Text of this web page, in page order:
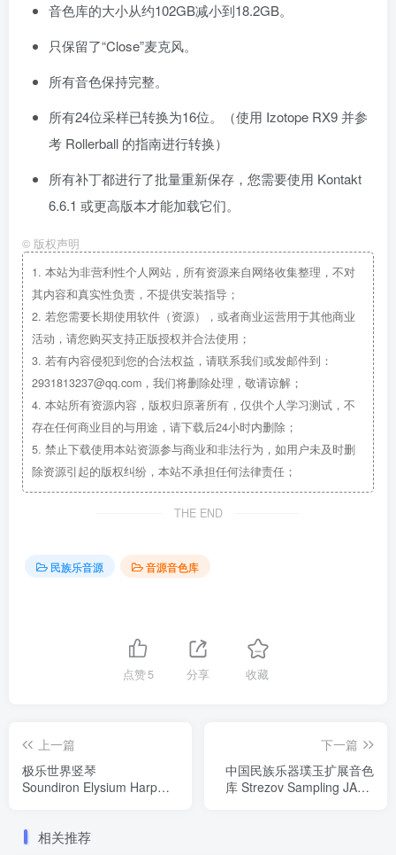
音色库的大小从约102GB减小到18.2GB。
只保留了“Close”麦克风。
所有音色保持完整。
所有24位采样已转换为16位。（使用 Izotope RX9 并参
考 Rollerball 的指南进行转换）
所有补丁都进行了批量重新保存，您需要使用 Kontakt
6.6.1 或更高版本才能加载它们。
© 版权声明
1. 本站为非营利性个人网站，所有资源来自网络收集整理，不对
其内容和真实性负责，不提供安装指导；
2. 若您需要长期使用软件（资源），或者商业运营用于其他商业
活动，请您购买支持正版授权并合法使用；
3. 若有内容侵犯到您的合法权益，请联系我们或发邮件到：
2931813237@qq.com，我们将删除处理，敬请谅解；
4. 本站所有资源内容，版权归原著所有，仅供个人学习测试，不
存在任何商业目的与用途，请下载后24小时内删除；
5. 禁止下载使用本站资源参与商业和非法行为，如用户未及时删
除资源引起的版权纠纷，本站不承担任何法律责任；
THE END
民族乐音源 音源音色库
点赞5 分享 收藏
上一篇
极乐世界竖琴
Soundiron Elysium Harp
下一篇
中国民族乐器璞玉扩展音色
库 Strezov Sampling JADE
相关推荐